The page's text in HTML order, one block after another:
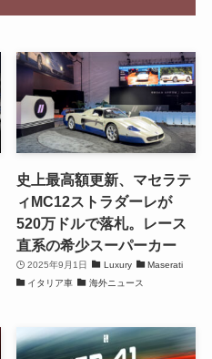
史上最高額更新、マセラテ
ィMC12ストラダーレが
520万ドルで落札。レース
直系の希少スーパーカー
2025年9月1日 Luxury
Maserati
イタリア車
海外ニュース